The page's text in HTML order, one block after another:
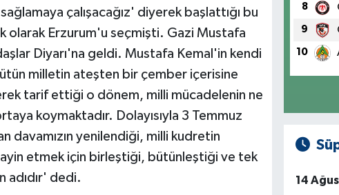
çalışacağız' diyerek başlattığı bu
olarak Erzurum'u seçmişti. Gazi Mustafa
Diyarı'na geldi. Mustafa Kemal'in kendi
milletin ateşten bir çember içerisine
tarif ettiği o dönem, milli mücadelenin ne
koymaktadır. Dolayısıyla 3 Temmuz
davamızın yenilendiği, milli kudretin
etmek için birleştiği, bütünleştiği ve tek
adıdır' dedi.
8
9
10
14